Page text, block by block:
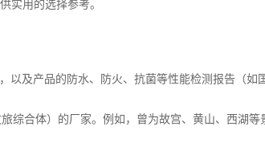
实用的选择参考。
及产品的防水、防火、抗菌等性能检测报告（如
综合体）的厂家。例如，曾为故宫、黄山、西湖